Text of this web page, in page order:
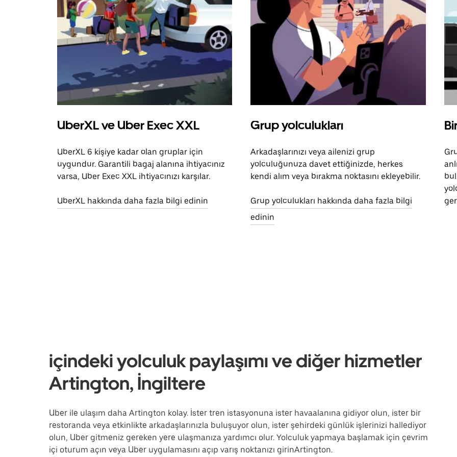
UberXL ve Uber Exec XXL
UberXL 6 kişiye kadar olan gruplar için
uygundur. Garantili bagaj alanına ihtiyacınız
varsa, Uber Exec XXL ihtiyacınızı karşılar.
UberXL hakkında daha fazla bilgi edinin
Grup yolculukları
Arkadaşlarınızı veya ailenizi grup
yolculuğunuza davet ettiğinizde, herkes
kendi alım veya bırakma noktasını ekleyebilir.
Grup yolculukları hakkında daha fazla bilgi
edinin
içindeki yolculuk paylaşımı ve diğer hizmetler
Artington, İngiltere
Uber ile ulaşım daha Artington kolay. İster tren istasyonuna ister havaalanına gidiyor olun, ister bir
restoranda veya etkinlikte arkadaşlarınızla buluşuyor olun, ister şehirdeki günlük işlerinizi hallediyor
olun, Uber gitmeniz gereken yere ulaşmanıza yardımcı olur. Yolculuk yapmaya başlamak için çevrim
içi oturum açın veya Uber uygulamasını açıp varış noktanızı girinArtington.